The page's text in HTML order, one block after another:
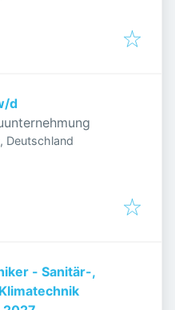
d
Deutschland
- Sanitär-,